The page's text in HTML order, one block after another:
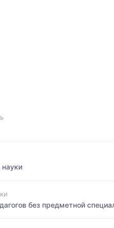
науки
без предметной